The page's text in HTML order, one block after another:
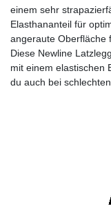
einem sehr
Elasthananteil für
angeraute Oberfläche
Diese Newline
mit einem elastischen
du auch bei